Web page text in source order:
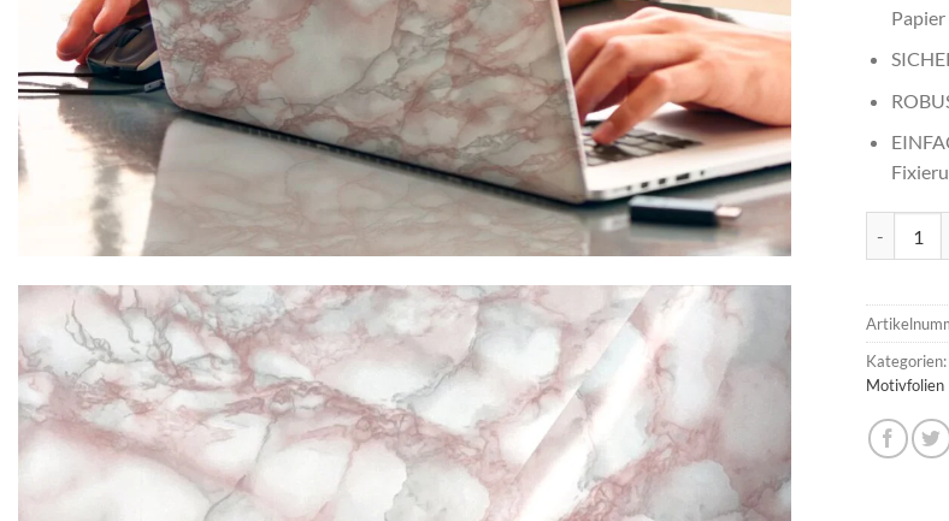
Papier
Kategorien:
Motivfolien